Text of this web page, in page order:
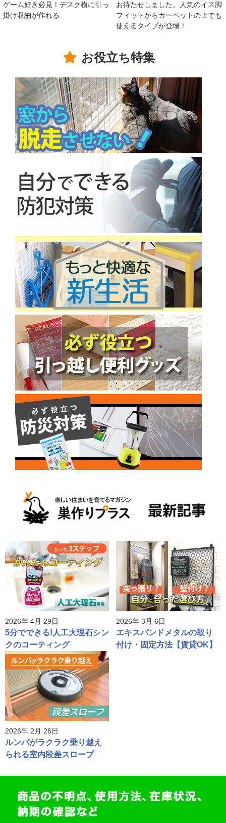
ゲーム好き必見！デスク横に引っ
掛け収納が作れる
お待たせしました。人気のイス脚
フィットからカーペットの上でも
使えるタイプが登場！
お役立ち特集
2026年 4月 29日
5分でできる!人工大理石シン
クのコーティング
2026年 3月 6日
エキスパンドメタルの取り
付け・固定方法【賃貸OK】
2026年 2月 26日
ルンバがラクラク乗り越え
られる室内段差スロープ